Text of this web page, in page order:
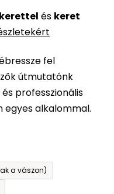
kerettel és keret
fel
útmutatónk
professzionális
egyes alkalommal.
a vászon)